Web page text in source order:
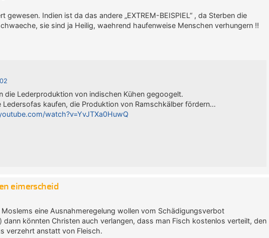
gewesen. Indien ist da das andere „EXTREM-BEISPIEL“ , da Sterben die
sie sind ja Heilig, waehrend haufenweise Menschen verhungern !!
die Lederproduktion von indischen Kühen gegoogelt.
Ledersofas kaufen, die Produktion von Ramschkälber fördern…
watch?v=YvJTXa0HuwQ
eimerscheid
Moslems eine Ausnahmeregelung wollen vom Schädigungsverbot
dann könnten Christen auch verlangen, dass man Fisch kostenlos verteilt, den
verzehrt anstatt von Fleisch.